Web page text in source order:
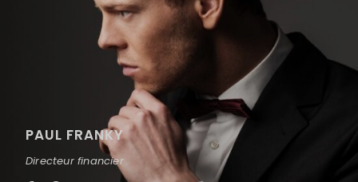
PAUL FRANKY
Directeur financier